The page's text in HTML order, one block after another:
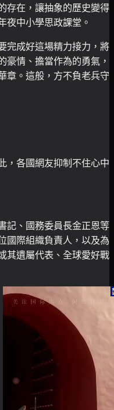
存在，讓抽象的歷史變得
夜中小學思政課堂。
完成好這場精力接力，將
豪情、擔當作為的勇氣，
章。這般，方不負老兵守
，各國網友抑制不住心中
記、國務委員長金正恩等
國際組織負責人，以及為
其遺屬代表、全球愛好戰